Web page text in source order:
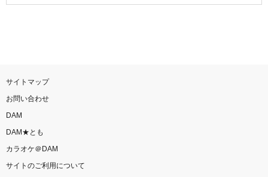
サイトマップ
お問い合わせ
DAM
DAM★とも
カラオケ＠DAM
サイトのご利用について